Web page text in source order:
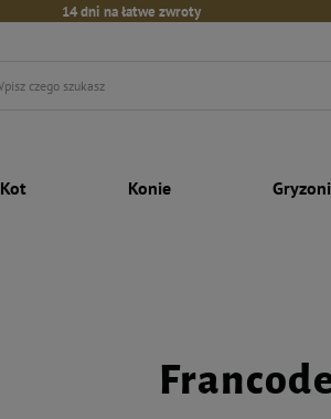
14 dni na łatwe zwroty
Kot Konie